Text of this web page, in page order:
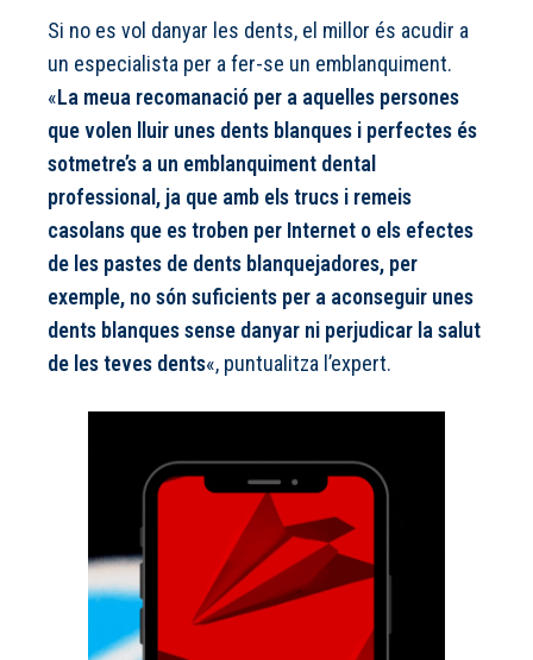
Si no es vol danyar les dents, el millor és acudir a
un especialista per a fer-se un emblanquiment.
«La meua recomanació per a aquelles persones
que volen lluir unes dents blanques i perfectes és
sotmetre’s a un emblanquiment dental
professional, ja que amb els trucs i remeis
casolans que es troben per Internet o els efectes
de les pastes de dents blanquejadores, per
exemple, no són suficients per a aconseguir unes
dents blanques sense danyar ni perjudicar la salut
de les teves dents«, puntualitza l’expert.